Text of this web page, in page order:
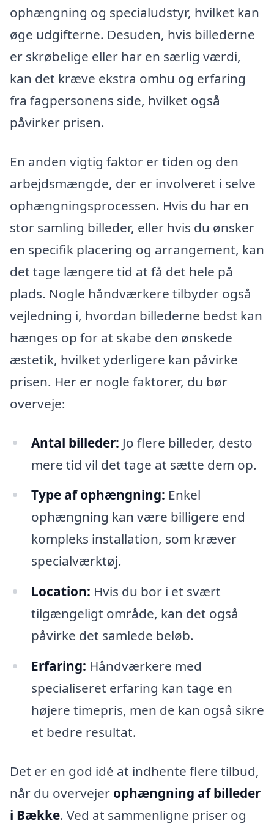
ophængning og specialudstyr, hvilket kan
øge udgifterne. Desuden, hvis billederne
er skrøbelige eller har en særlig værdi,
kan det kræve ekstra omhu og erfaring
fra fagpersonens side, hvilket også
påvirker prisen.
En anden vigtig faktor er tiden og den
arbejdsmængde, der er involveret i selve
ophængningsprocessen. Hvis du har en
stor samling billeder, eller hvis du ønsker
en specifik placering og arrangement, kan
det tage længere tid at få det hele på
plads. Nogle håndværkere tilbyder også
vejledning i, hvordan billederne bedst kan
hænges op for at skabe den ønskede
æstetik, hvilket yderligere kan påvirke
prisen. Her er nogle faktorer, du bør
overveje:
Antal billeder: Jo flere billeder, desto
mere tid vil det tage at sætte dem op.
Type af ophængning: Enkel
ophængning kan være billigere end
kompleks installation, som kræver
specialværktøj.
Location: Hvis du bor i et svært
tilgængeligt område, kan det også
påvirke det samlede beløb.
Erfaring: Håndværkere med
specialiseret erfaring kan tage en
højere timepris, men de kan også sikre
et bedre resultat.
Det er en god idé at indhente flere tilbud,
når du overvejer ophængning af billeder
i Bække. Ved at sammenligne priser og